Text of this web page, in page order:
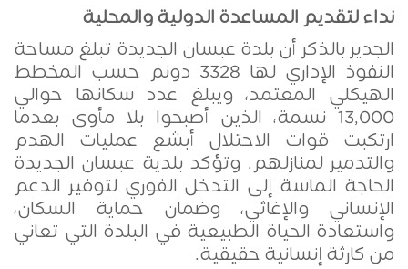
نداء لتقديم المساعدة الدولية والمحلية
الجدير بالذكر أن بلدة عبسان الجديدة تبلغ مساحة
النفوذ الإداري لها 3328 دونم حسب المخطط
الهيكلي المعتمد، ويبلغ عدد سكانها حوالي
13,000 نسمة، الذين أصبحوا بلا مأوى بعدما
ارتكبت قوات الاحتلال أبشع عمليات الهدم
والتدمير لمنازلهم. وتؤكد بلدية عبسان الجديدة
الحاجة الماسة إلى التدخل الفوري لتوفير الدعم
الإنساني والإغاثي، وضمان حماية السكان،
واستعادة الحياة الطبيعية في البلدة التي تعاني
من كارثة إنسانية حقيقية.